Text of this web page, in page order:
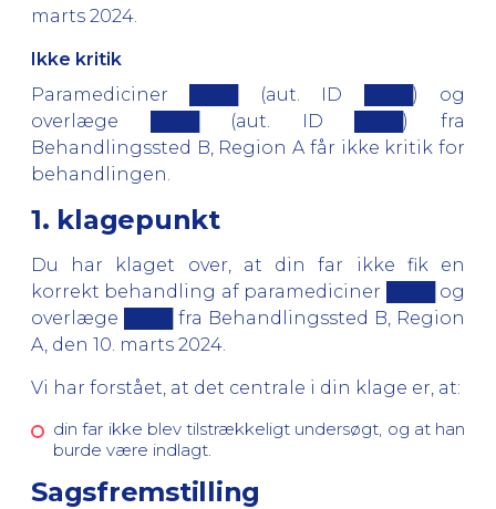
marts 2024.
Ikke kritik
Paramediciner ████ (aut. ID ████) og
overlæge ████ (aut. ID ████) fra
Behandlingssted B, Region A får ikke kritik for
behandlingen.
1. klagepunkt
Du har klaget over, at din far ikke fik en
korrekt behandling af paramediciner ████ og
overlæge ████ fra Behandlingssted B, Region
A, den 10. marts 2024.
Vi har forstået, at det centrale i din klage er, at:
din far ikke blev tilstrækkeligt undersøgt, og at han
burde være indlagt.
Sagsfremstilling